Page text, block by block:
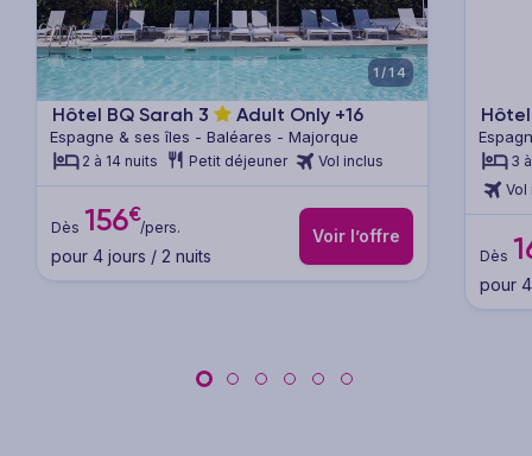
1/14
Hôtel BQ Sarah 3 Adult Only +16
Espagne & ses îles - Baléares - Majorque
2 à 14 nuits Petit déjeuner Vol inclus
Dès 156€
/pers.
pour 4 jours / 2 nuits
Voir l’offre
3
Vol
Dès
pour